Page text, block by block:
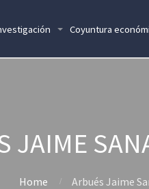
Coyuntura
JAIME
Home Arbués Jaime